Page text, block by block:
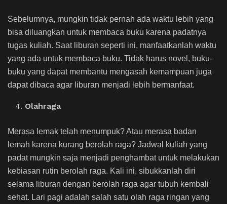
Sebelumnya, mungkin tidak pernah ada waktu lebih yang
bisa diluangkan untuk membaca buku karena padatnya
tugas kuliah. Saat liburan seperti ini, manfaatkanlah waktu
yang ada untuk membaca buku. Tidak harus novel, buku-
buku yang dapat membantu mengasah kemampuan juga
dapat dibaca agar liburan menjadi lebih bermanfaat.
Olahraga
Merasa lemak telah menumpuk? Atau merasa badan
lemah karena kurang berolah raga? Jadwal kuliah yang
padat mungkin saja menjadi penghambat untuk melakukan
kebiasan rutin berolah raga. Kali ini, sibukkanlah diri
selama liburan dengan berolah raga agar tubuh kembali
sehat. Lari pagi adalah salah satu olah raga ringan yang